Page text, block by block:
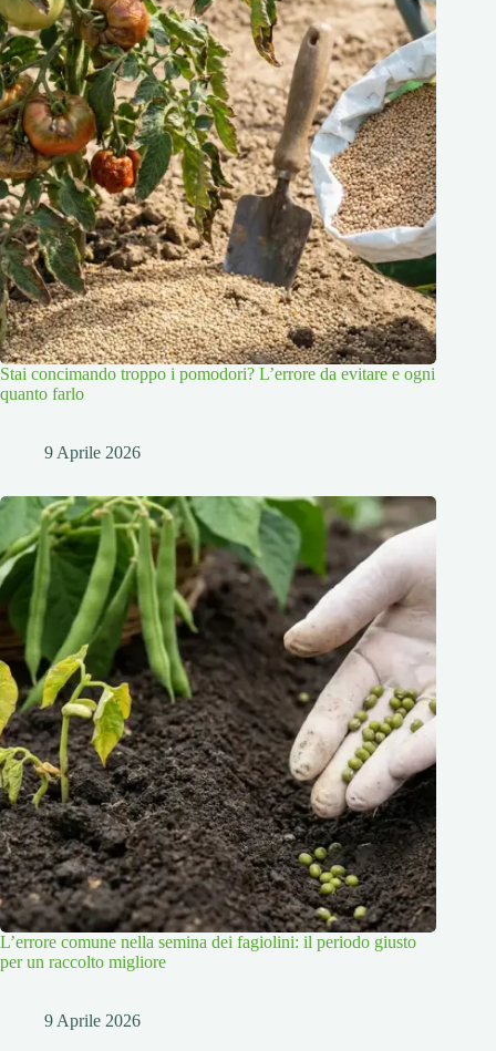
Stai concimando troppo i pomodori? L’errore da evitare e ogni
quanto farlo
9 Aprile 2026
L’errore comune nella semina dei fagiolini: il periodo giusto
per un raccolto migliore
9 Aprile 2026